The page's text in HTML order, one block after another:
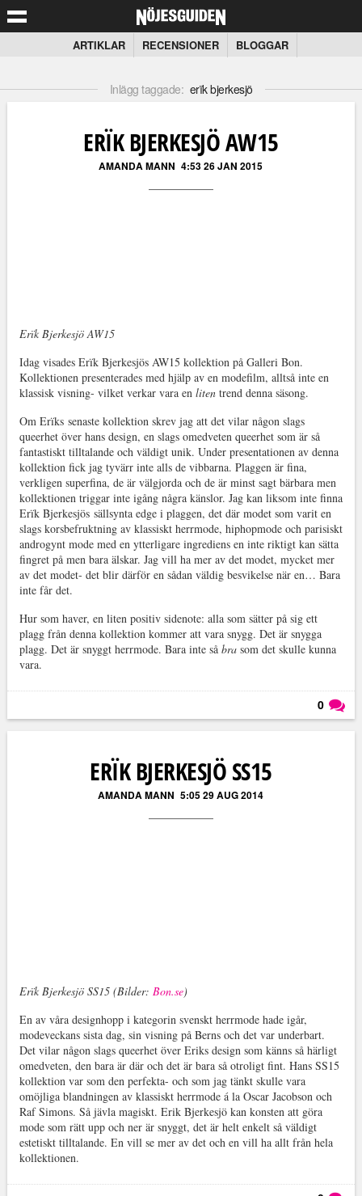
ARTIKLAR RECENSIONER BLOGGAR
Inlägg taggade: erïk bjerkesjö
ERÏK BJERKESJÖ AW15
AMANDA MANN 4:53 26 JAN 2015
Erïk Bjerkesjö AW15
Idag visades Erïk Bjerkesjös AW15 kollektion på Galleri Bon.
Kollektionen presenterades med hjälp av en modefilm, alltså inte en
klassisk visning- vilket verkar vara en litentrend denna säsong.
Om Erïks senaste kollektion skrev jag att det vilar någon slags
queerhet över hans design, en slags omedveten queerhet som är så
fantastiskt tilltalande och väldigt unik. Under presentationen av denna
kollektion fick jag tyvärr inte alls de vibbarna. Plaggen är fina,
verkligen superfina, de är välgjorda och de är minst sagt bärbara men
kollektionen triggar inte igång några känslor. Jag kan liksom inte finna
Erïk Bjerkesjös sällsynta edge i plaggen, det där modet som varit en
slags korsbefruktning av klassiskt herrmode, hiphopmode och parisiskt
androgynt mode med en ytterligare ingrediens en inte riktigt kan sätta
fingret på men bara älskar. Jag vill ha mer av det modet, mycket mer
av det modet- det blir därför en sådan väldig besvikelse när en… Bara
inte får det.
Hur som haver, en liten positiv sidenote: alla som sätter på sig ett
plagg från denna kollektion kommer att vara snygg. Det är snygga
plagg. Det är snyggt herrmode. Bara inte så brasom det skulle kunna
vara.
0
ERÏK BJERKESJÖ SS15
AMANDA MANN 5:05 29 AUG 2014
Erïk Bjerkesjö SS15 (Bilder: Bon.se)
En av våra designhopp i kategorin svenskt herrmode hade igår,
modeveckans sista dag, sin visning på Berns och det var underbart.
Det vilar någon slags queerhet över Eriks design som känns så härligt
omedveten, den bara är där och det är bara så otroligt fint. Hans SS15
kollektion var som den perfekta- och som jag tänkt skulle vara
omöjliga blandningen av klassiskt herrmode á la Oscar Jacobson och
Raf Simons. Så jävla magiskt. Erik Bjerkesjö kan konsten att göra
mode som rätt upp och ner är snyggt, det är helt enkelt så väldigt
estetiskt tilltalande. En vill se mer av det och en vill ha allt från hela
kollektionen.